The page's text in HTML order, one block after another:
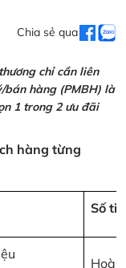
Chia sẻ qua
chỉ cần liên
hàng (PMBH) là
1 trong 2 ưu đãi
hàng từng
Số